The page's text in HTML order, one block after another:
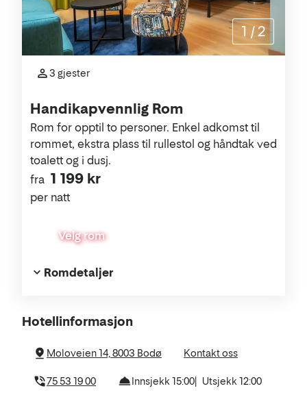
Handikapvennlig Rom
fra 1 199 kr
per natt
Rom for opptil to personer. Enkel adkomst til
rommet, ekstra plass til rullestol og håndtak ved
toalett og i dusj.
Velg rom
3 gjester
Romdetaljer
1 /2
Om
hotellet
Hotellinformasjon
Moloveien 14, 8003 Bodø Kontakt oss
75 53 19 00 Innsjekk 15:00 Utsjekk 12:00